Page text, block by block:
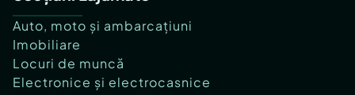
Auto, moto și ambarcațiuni
Imobiliare
Locuri de muncă
Electronice și electrocasnice